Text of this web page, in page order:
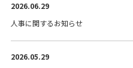
2026.06.29
人事に関するお知らせ
2026.05.29